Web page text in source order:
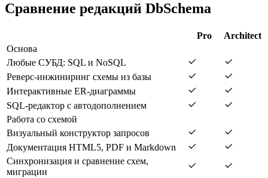
Сравнение редакций DbSchema
Pro
Architect
Основа
Любые СУБД: SQL и NoSQL
Реверс-инжиниринг схемы из базы
Интерактивные ER-диаграммы
SQL-редактор с автодополнением
Работа со схемой
Визуальный конструктор запросов
Документация HTML5, PDF и Markdown
Синхронизация и сравнение схем,
миграции